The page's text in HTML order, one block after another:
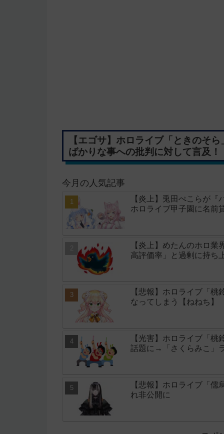
【エゴサ】ホロライブ「ときのそ
ばかりな事への批判に対して言及！
今月の人気記事
【炎上】兎田ぺこらが
ホロライブ甲子園に名前
【炎上】めたんのホロ
高評価率」と過剰に持ち
【悲報】ホロライブ「
なってしまう【ねねち】
【光害】ホロライブ「
話題に→「さくらみこ」
【悲報】ホロライブ「
れ非公開に